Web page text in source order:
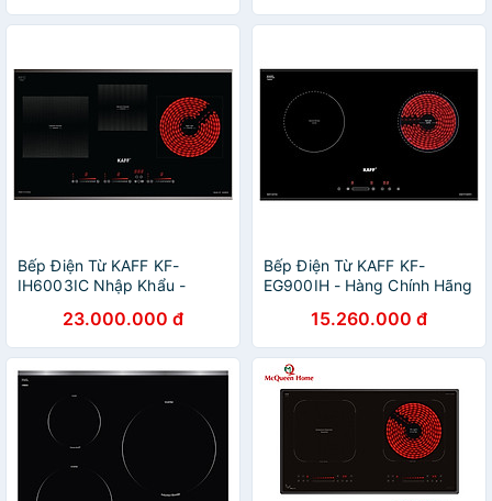
Bếp Điện Từ KAFF KF-
IH6003IC Nhập Khẩu -
23.000.000 đ
Bếp Điện Từ KAFF KF-
EG900IH - Hàng Chính Hãng
15.260.000 đ